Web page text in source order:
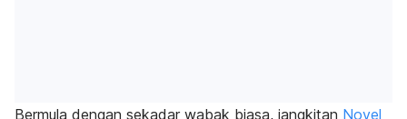
Bermula dengan sekadar wabak biasa, jangkitan Novel